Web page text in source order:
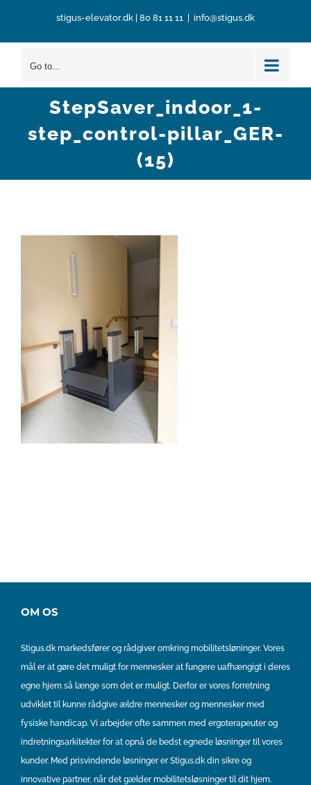
content
stigus-elevator.dk 80 81 11 11 info@stigus.dk
Go to...
StepSaver_indoor_1-
step_control-pillar_GER-
(15)
OM OS
Stigus.dk markedsfører og rådgiver omkring mobilitetsløninger. Vores
mål er at gøre det muligt for mennesker at fungere uafhængigt i deres
egne hjem så længe som det er muligt. Derfor er vores forretning
udviklet til kunne rådgive ældre mennesker og mennesker med
fysiske handicap. Vi arbejder ofte sammen med ergoterapeuter og
indretningsarkitekter for at opnå de bedst egnede løsninger til vores
kunder. Med prisvindende løsninger er Stigus.dk din sikre og
innovative partner, når det gælder mobilitetsløsninger til dit hjem.